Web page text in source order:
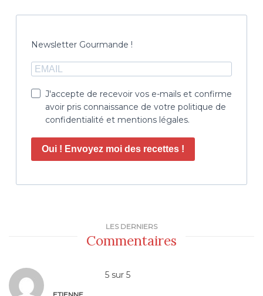
Newsletter Gourmande !
J'accepte de recevoir vos e-mails et confirme
avoir pris connaissance de votre politique de
confidentialité et mentions légales.
Oui ! Envoyez moi des recettes !
LES DERNIERS
Commentaires
5 sur 5